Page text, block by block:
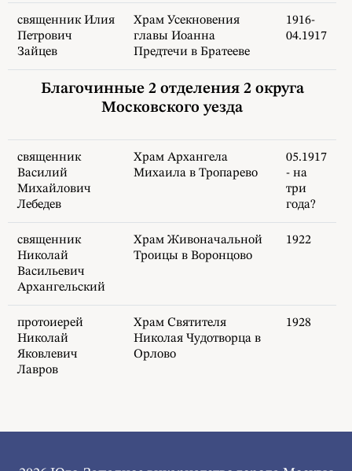
священник Илия
Петрович
Зайцев
Храм Усекновения
главы Иоанна
Предтечи в Братееве
1916-
04.1917
Благочинные 2 отделения 2 округа
Московского уезда
священник
Василий
Михайлович
Лебедев
Храм Архангела
Михаила в Тропарево
05.1917
- на
три
года?
священник
Николай
Васильевич
Архангельский
Храм Живоначальной
Троицы в Воронцово
1922
протоиерей
Николай
Яковлевич
Лавров
Храм Святителя
Николая Чудотворца в
Орлово
1928